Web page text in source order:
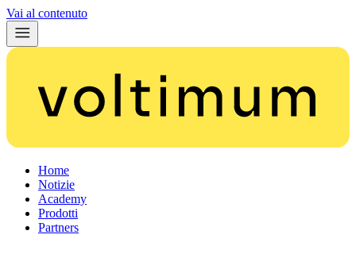
Vai al contenuto
Home
Notizie
Academy
Prodotti
Partners